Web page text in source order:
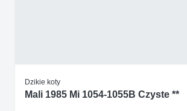
Dzikie koty
Mali 1985 Mi 1054-1055B Czyste **